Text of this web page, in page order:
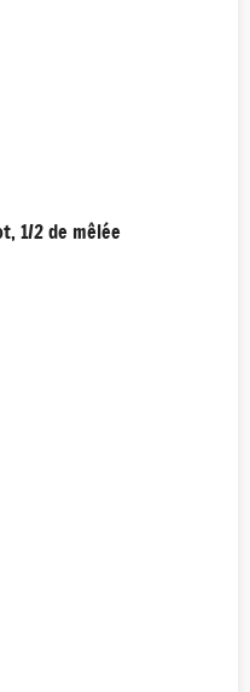
1/2 de mêlée